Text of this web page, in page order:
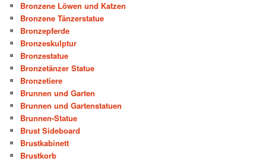
Bronzene Löwen und Katzen
Bronzene Tänzerstatue
Bronzepferde
Bronzeskulptur
Bronzestatue
Bronzetänzer Statue
Bronzetiere
Brunnen und Garten
Brunnen und Gartenstatuen
Brunnen-Statue
Brust Sideboard
Brustkabinett
Brustkorb